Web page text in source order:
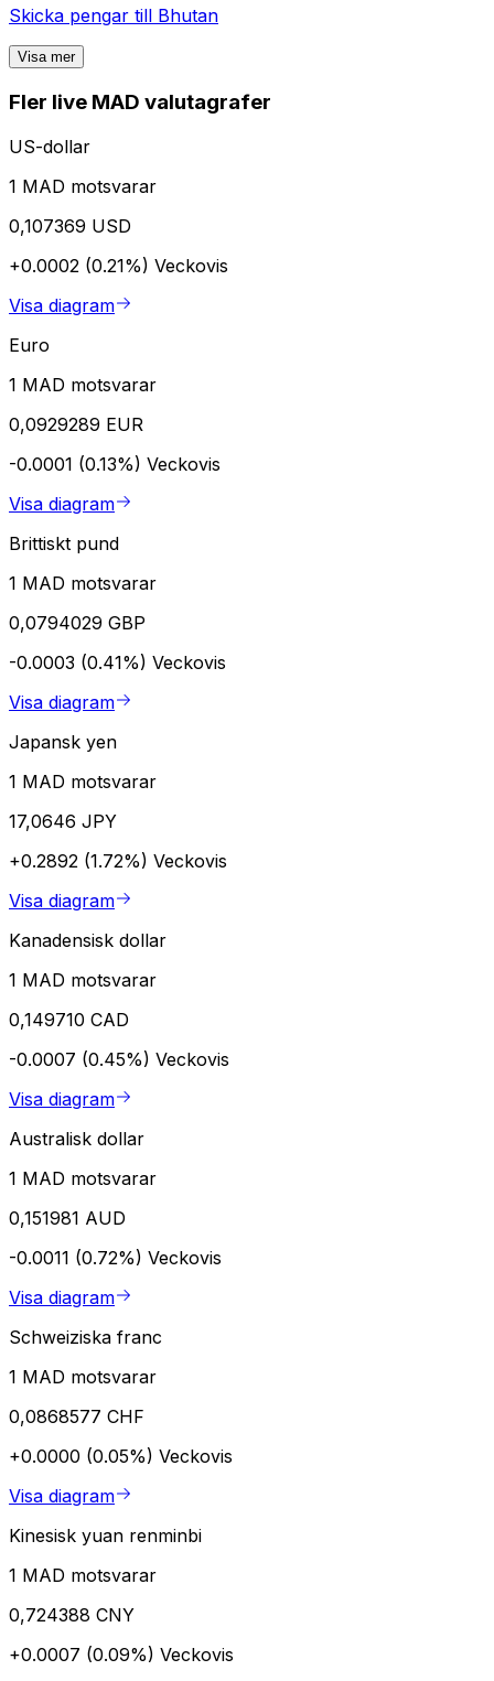
Skicka pengar till Bhutan
Visa mer
Fler live MAD valutagrafer
US-dollar
1 MAD motsvarar
0,107369 USD
+0.0002 (0.21%) Veckovis
Visa diagram
Euro
1 MAD motsvarar
0,0929289 EUR
-0.0001 (0.13%) Veckovis
Visa diagram
Brittiskt pund
1 MAD motsvarar
0,0794029 GBP
-0.0003 (0.41%) Veckovis
Visa diagram
Japansk yen
1 MAD motsvarar
17,0646 JPY
+0.2892 (1.72%) Veckovis
Visa diagram
Kanadensisk dollar
1 MAD motsvarar
0,149710 CAD
-0.0007 (0.45%) Veckovis
Visa diagram
Australisk dollar
1 MAD motsvarar
0,151981 AUD
-0.0011 (0.72%) Veckovis
Visa diagram
Schweiziska franc
1 MAD motsvarar
0,0868577 CHF
+0.0000 (0.05%) Veckovis
Visa diagram
Kinesisk yuan renminbi
1 MAD motsvarar
0,724388 CNY
+0.0007 (0.09%) Veckovis